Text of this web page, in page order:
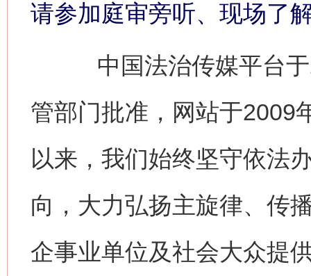
请参加庭审旁听、现场了
中国法治传媒平台于
管部门批准，网站于2009
以来，我们始终坚守依法
向，大力弘扬主旋律、传
企事业单位及社会大众提